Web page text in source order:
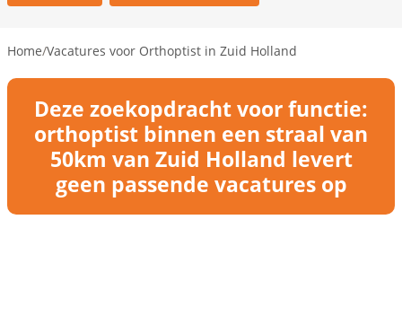
Home/Vacatures voor Orthoptist in Zuid Holland
Deze zoekopdracht voor functie:
orthoptist binnen een straal van
50km van Zuid Holland levert
geen passende vacatures op